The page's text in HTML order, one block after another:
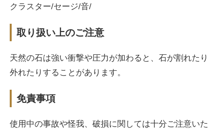
クラスター/セージ/音/
取り扱い上のご注意
天然の石は強い衝撃や圧力が加わると、石が割れたり
外れたりすることがあります。
免責事項
使用中の事故や怪我、破損に関しては十分ご注意いた